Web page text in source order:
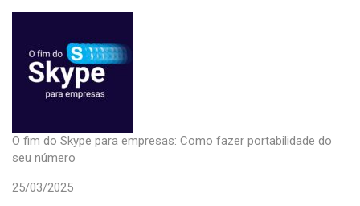
O fim do Skype para empresas: Como fazer portabilidade do
seu número
25/03/2025